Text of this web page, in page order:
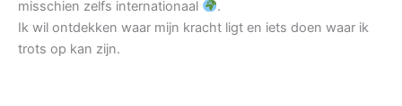
misschien zelfs internationaal
.
Ik wil ontdekken waar mijn kracht ligt en iets doen waar ik
trots op kan zijn.